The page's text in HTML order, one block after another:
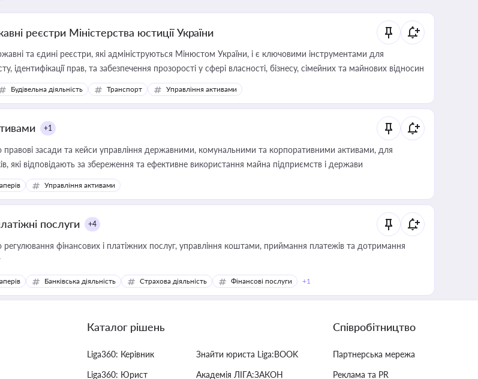
реєстри Міністерства юстиції України
та єдині реєстри, які адмініструються Мінюстом України, і є ключовими інструментами для
ідентифікації прав, та забезпечення прозорості у сфері власності, бізнесу, сімейних та майнових відносин
Будівельна діяльність Транспорт Управління активами
+1
правові засади та кейси управління державними, комунальними та корпоративними активами, для
які відповідають за збереження та ефективне використання майна підприємств і держави
Управління активами
послуги +4
фінансових і платіжних послуг, управління коштами, приймання платежів та дотримання
Банківська діяльність Страхова діяльність Фінансові послуги +1
Каталог рішень
Liga360: Керівник
Liga360: Юрист
Знайти юриста Liga:BOOK
Академія ЛІГА:ЗАКОН
Співробітництво
Партнерська мережа
Реклама та PR